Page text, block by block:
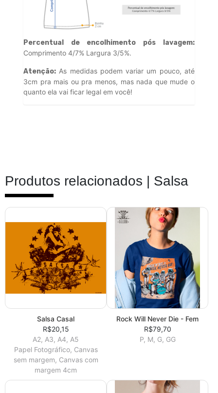
Percentual de encolhimento pós lavagem:
Comprimento 4/7% Largura 3/5%.
Atenção: As medidas podem variar um pouco, até
3cm pra mais ou pra menos, mas nada que mude o
quanto ela vai ficar legal em você!
Produtos relacionados | Salsa
Salsa Casal
R$20,15
A2, A3, A4, A5
Papel Fotográfico, Canvas
sem margem, Canvas com
margem 4cm
Rock Will Never Die - Fem
R$79,70
P, M, G, GG